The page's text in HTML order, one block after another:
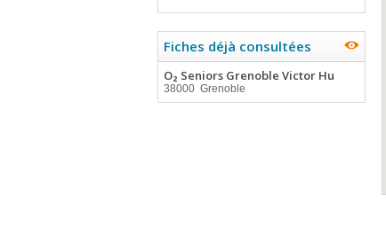
Fiches déjà consultées
O₂ Seniors Grenoble Victor Hu
38000 Grenoble